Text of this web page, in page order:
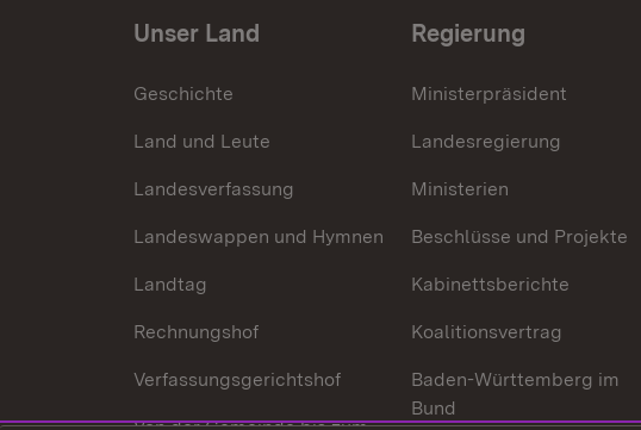
Unser Land
Geschichte
Land und Leute
Landesverfassung
Landeswappen und Hymnen
Landtag
Rechnungshof
Verfassungsgerichtshof
Regierung
Ministerpräsident
Landesregierung
Ministerien
Beschlüsse und Projekte
Kabinettsberichte
Koalitionsvertrag
Baden-Württemberg im
Bund